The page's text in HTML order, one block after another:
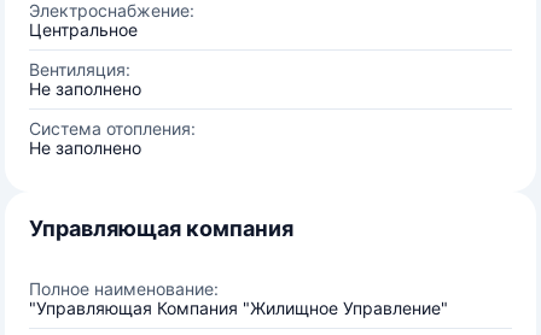
Электроснабжение:
Центральное
Вентиляция:
Не заполнено
Система отопления:
Не заполнено
Управляющая компания
Полное наименование:
"Управляющая Компания "Жилищное Управление"